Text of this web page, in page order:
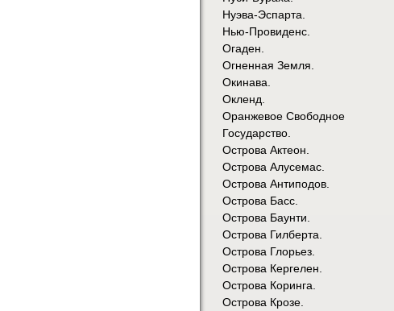
Нуэва-Эспарта.
Нью-Провиденс.
Огаден.
Огненная Земля.
Окинава.
Окленд.
Оранжевое Свободное
Государство.
Острова Актеон.
Острова Алусемас.
Острова Антиподов.
Острова Басс.
Острова Баунти.
Острова Гилберта.
Острова Глорьез.
Острова Кергелен.
Острова Коринга.
Острова Крозе.